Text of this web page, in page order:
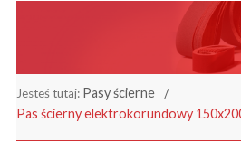
Jesteś tutaj: Pasy ścierne
Pas ścierny elektrokorundowy